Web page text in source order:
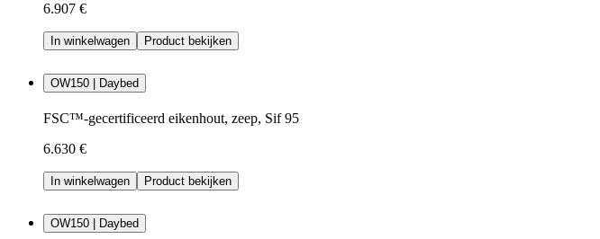
6.907 €
In winkelwagen Product bekijken
OW150 | Daybed
FSC™-gecertificeerd eikenhout, zeep, Sif 95
6.630 €
In winkelwagen Product bekijken
OW150 | Daybed